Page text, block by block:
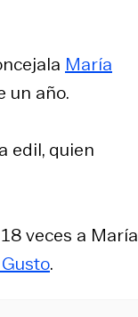
María
un año.
edil, quien
veces a María
.